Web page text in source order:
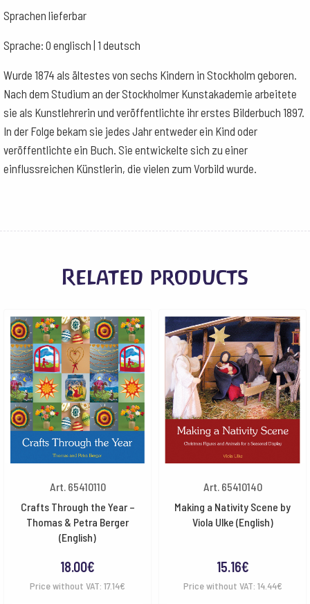
Sprachen lieferbar
Sprache: 0 englisch | 1 deutsch
Wurde 1874 als ältestes von sechs Kindern in Stockholm geboren.
Nach dem Studium an der Stockholmer Kunstakademie arbeitete
sie als Kunstlehrerin und veröffentlichte ihr erstes Bilderbuch 1897.
In der Folge bekam sie jedes Jahr entweder ein Kind oder
veröffentlichte ein Buch. Sie entwickelte sich zu einer
einflussreichen Künstlerin, die vielen zum Vorbild wurde.
Related products
Art. 65410110
Crafts Through the Year –
Thomas & Petra Berger
(English)
18.00€
Price without VAT: 17.14€
Art. 65410140
Making a Nativity Scene by
Viola Ulke (English)
15.16€
Price without VAT: 14.44€